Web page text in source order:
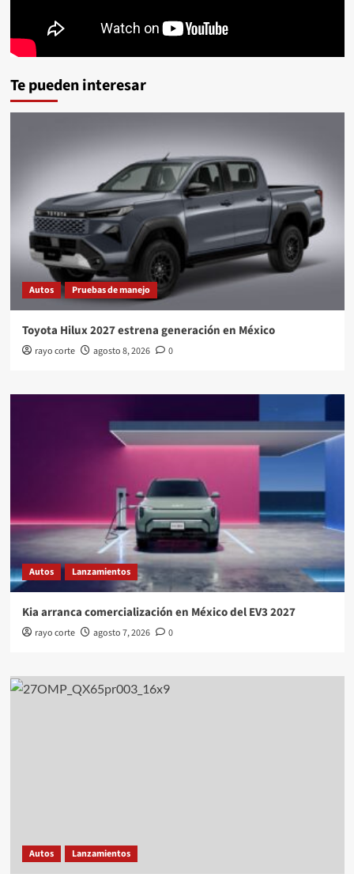
Te pueden interesar
Autos Pruebas de manejo
Toyota Hilux 2027 estrena generación en México
rayo corte agosto 8, 2026 0
Autos Lanzamientos
Kia arranca comercialización en México del EV3 2027
rayo corte agosto 7, 2026 0
Autos Lanzamientos